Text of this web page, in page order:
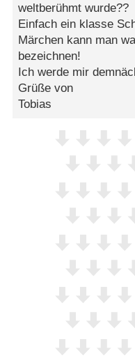
weltberühmt wurde??
Einfach ein klasse
Märchen kann man
bezeichnen!
Ich werde mir
Grüße von
Tobias